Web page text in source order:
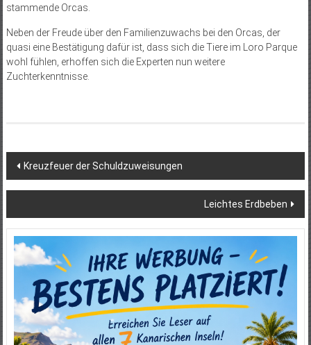
stammende Orcas.
Neben der Freude über den Familienzuwachs bei den Orcas, der
quasi eine Bestätigung dafür ist, dass sich die Tiere im Loro Parque
wohl fühlen, erhoffen sich die Experten nun weitere
Zuchterkenntnisse.
Beitragsnavigation
Kreuzfeuer der Schuldzuweisungen
Leichtes Erdbeben